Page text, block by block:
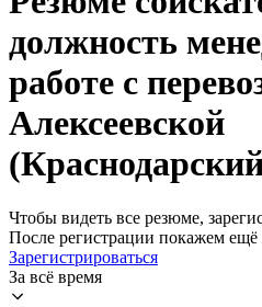
должность
работе с
Алексеевской
Чтобы видеть все резюме,
После регистрации покажем
Зарегистрироваться
За всё время